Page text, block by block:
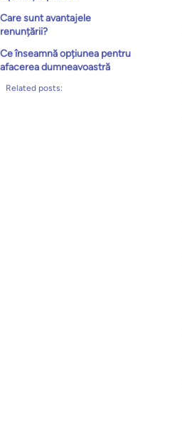
Care sunt avantajele
renunțării?
Ce înseamnă opțiunea pentru
afacerea dumneavoastră
Related posts: